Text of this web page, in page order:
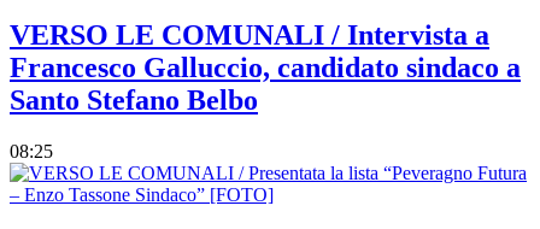
VERSO LE COMUNALI / Intervista a
Francesco Galluccio, candidato sindaco a
Santo Stefano Belbo
08:25